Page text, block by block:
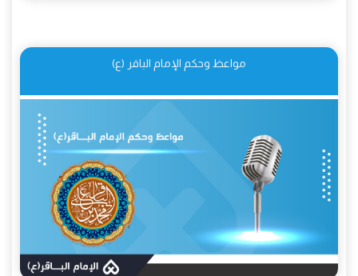
مواعظ وحكم الإمام الباقر (ع)